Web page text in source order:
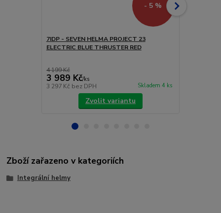
- 5 %
7IDP - SEVEN HELMA PROJECT 23
ELECTRIC BLUE THRUSTER RED
4 199 Kč
3 989 Kč/ks
3 297 Kč bez DPH Skladem 4 ks
Zvolit variantu
Zboží zařazeno v kategoriích
Integrální helmy